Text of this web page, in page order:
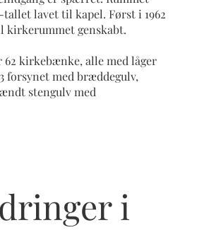
lavet til kapel. Først i 1962
kirkerummet genskabt.
62 kirkebænke, alle med låger
forsynet med bræddegulv,
stengulv med
i